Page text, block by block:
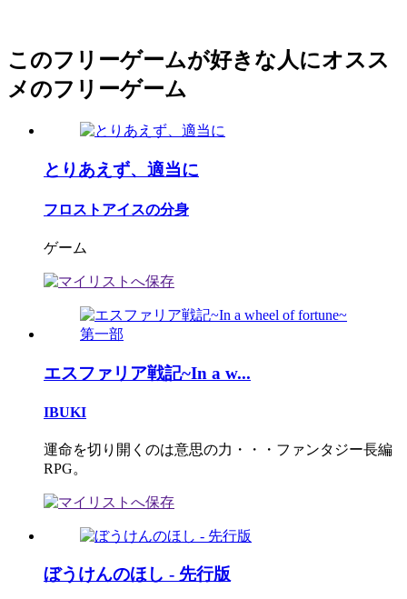
このフリーゲームが好きな人にオスス
メのフリーゲーム
とりあえず、適当に
フロストアイスの分身
ゲーム
エスファリア戦記~In a w...
IBUKI
運命を切り開くのは意思の力・・・ファンタジー長編
RPG。
ぼうけんのほし - 先行版